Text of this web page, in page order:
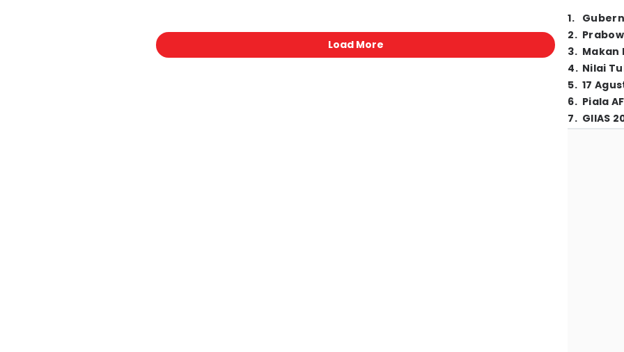
Load More
1.
2.
3. Makan
4. Nilai
5. 17
6. Piala
7. GIIAS